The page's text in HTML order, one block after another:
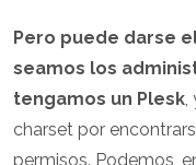
Pero puede darse
seamos los
tengamos un Plesk,
charset por
permisos. Podemos,